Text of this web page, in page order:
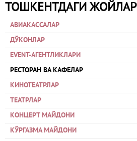
ТОШКЕНТДАГИ ЖОЙЛАР
АВИАКАССАЛАР
ДЎКОНЛАР
EVENT-АГЕНТЛИКЛАРИ
РЕСТОРАН ВА КАФЕЛАР
КИНОТЕАТРЛАР
ТЕАТРЛАР
КОНЦЕРТ МАЙДОНИ
КЎРГАЗМА МАЙДОНИ